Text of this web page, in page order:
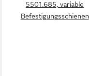
5501.685, variable
Befestigungsschienen